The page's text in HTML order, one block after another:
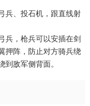
兵、投石机，跟直线射
兵，枪兵可以安插在剑
押阵，防止对方骑兵绕
敌军侧背面。